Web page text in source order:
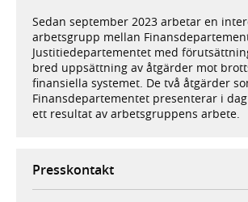
Sedan september 2023 arbetar en
arbetsgrupp mellan
Justitiedepartementet med
bred uppsättning av åtgärder mot
finansiella systemet. De två åtgärder
Finansdepartementet presenterar i
ett resultat av arbetsgruppens arbete.
Presskontakt